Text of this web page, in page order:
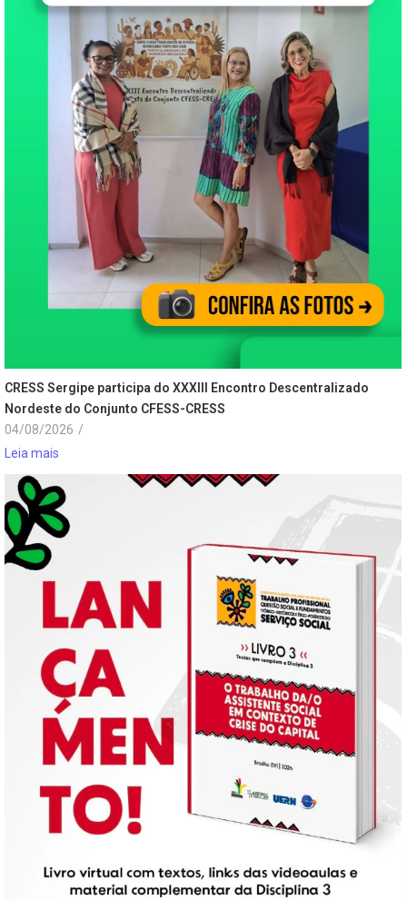
CRESS Sergipe participa do XXXIII Encontro Descentralizado
Nordeste do Conjunto CFESS-CRESS
04/08/2026 /
Leia mais